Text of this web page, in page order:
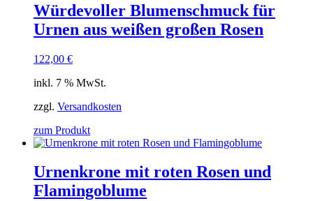
Würdevoller Blumenschmuck für
Urnen aus weißen großen Rosen
122,00 €
inkl. 7 % MwSt.
zzgl. Versandkosten
zum Produkt
Urnenkrone mit roten Rosen und
Flamingoblume